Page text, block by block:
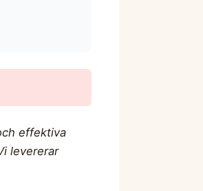
effektiva
levererar